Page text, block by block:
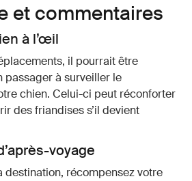
et commentaires
à l’œil
il pourrait être
passager à surveiller le
chien. Celui-ci peut réconforter
des friandises s’il devient
voyage
destination, récompensez votre